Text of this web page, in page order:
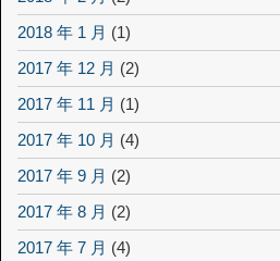
2018 年 1 月 (1)
2017 年 12 月 (2)
2017 年 11 月 (1)
2017 年 10 月 (4)
2017 年 9 月 (2)
2017 年 8 月 (2)
2017 年 7 月 (4)